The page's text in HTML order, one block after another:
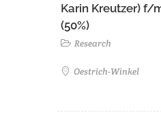
Karin Kreutzer) f/
(50%)
Research
Oestrich-Winkel